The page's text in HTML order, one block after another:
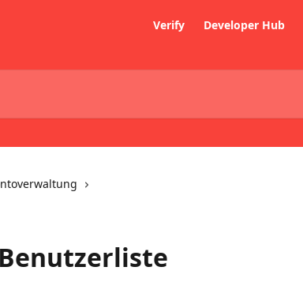
Verify Developer Hub